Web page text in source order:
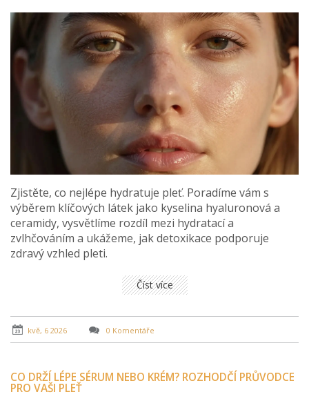
Zjistěte, co nejlépe hydratuje pleť. Poradíme vám s
výběrem klíčových látek jako kyselina hyaluronová a
ceramidy, vysvětlíme rozdíl mezi hydratací a
zvlhčováním a ukážeme, jak detoxikace podporuje
zdravý vzhled pleti.
Číst více
kvě, 6 2026 0 Komentáře
CO DRŽÍ LÉPE SÉRUM NEBO KRÉM? ROZHODČÍ PRŮVODCE
PRO VAŠI PLEŤ